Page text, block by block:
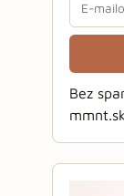
Bez